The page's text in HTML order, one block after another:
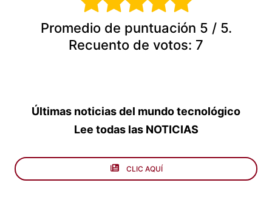
Promedio de puntuación 5 / 5.
Recuento de votos: 7
Últimas noticias del mundo tecnológico
Lee todas las NOTICIAS
CLIC AQUÍ